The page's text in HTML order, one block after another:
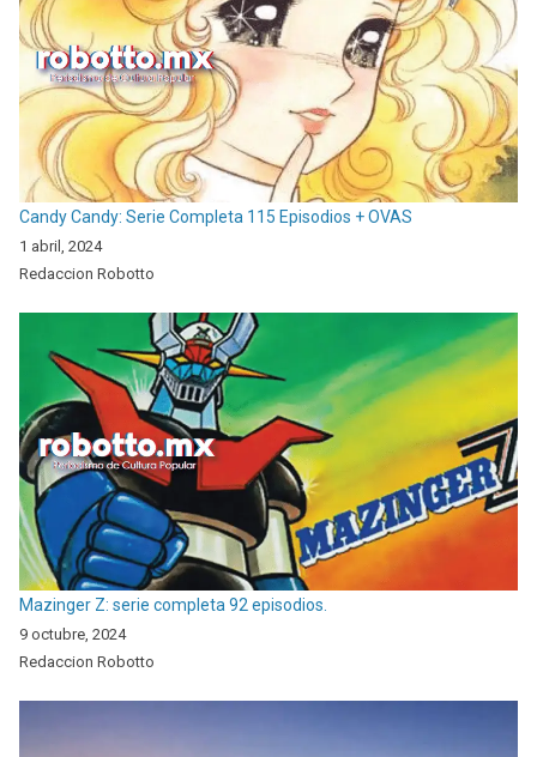
Candy Candy: Serie Completa 115 Episodios + OVAS
1 abril, 2024
Redaccion Robotto
Mazinger Z: serie completa 92 episodios.
9 octubre, 2024
Redaccion Robotto